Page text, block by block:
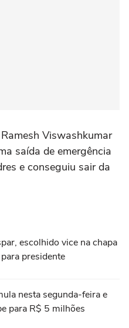
Viswashkumar
saída de emergência
e conseguiu sair da
escolhido vice na chapa
presidente
nesta segunda-feira e
para R$ 5 milhões